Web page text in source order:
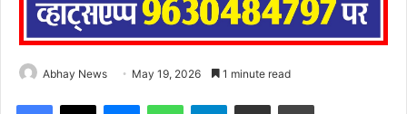
Abhay News May 19, 2026 1 minute read
Facebook
X MessengerWhatsAppTelegramShare via Email Print